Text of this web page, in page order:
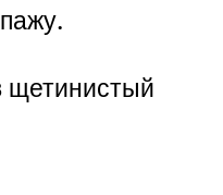
щетинистый